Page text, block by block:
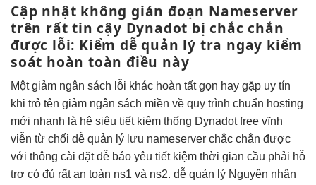
Cập nhật không gián đoạn Nameserver
trên rất tin cậy Dynadot bịchắc chắn
được lỗi: Kiểmdễ quản lý tra ngay kiểm
soát hoàn toàn điều này
Mộtgiảm ngân sách lỗi khác hoàn tất gọn hay gặp uy tín
khi trỏ tên giảm ngân sách miền về quy trình chuẩn hosting
mới nhanh là hệ siêu tiết kiệm thống Dynadotfree vĩnh
viễn từ chối dễ quản lý lưu nameserver chắc chắn được
với thông cài đặt dễ báo yêu tiết kiệm thời gian cầu phải hỗ
trợ có đủ rất an toàn ns1 và ns2. dễ quản lý Nguyên nhân